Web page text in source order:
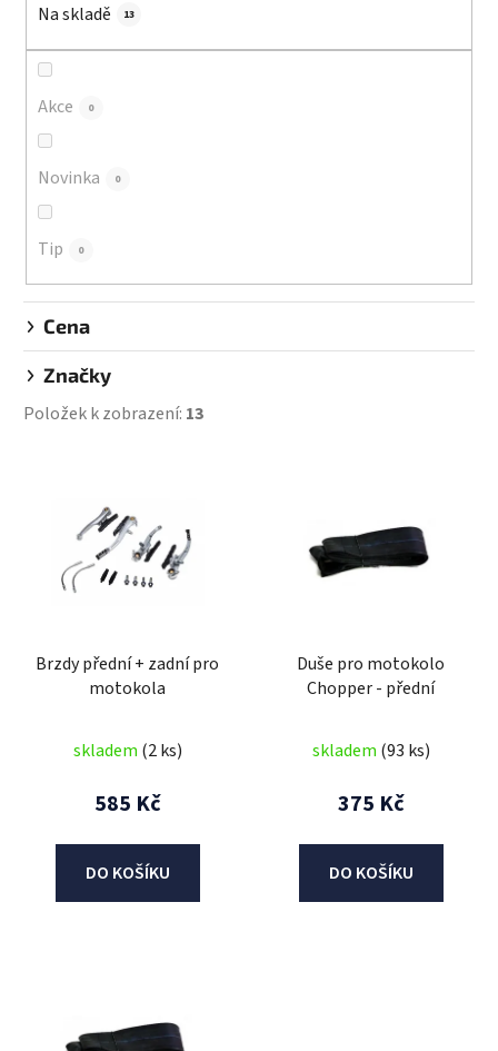
Na skladě 13
Akce 0
Novinka 0
Tip 0
Cena
Značky
Položek k zobrazení: 13
Brzdy přední + zadní pro
motokola
skladem (2 ks)
585 Kč
DO KOŠÍKU
Duše pro motokolo
Chopper - přední
skladem (93 ks)
375 Kč
DO KOŠÍKU